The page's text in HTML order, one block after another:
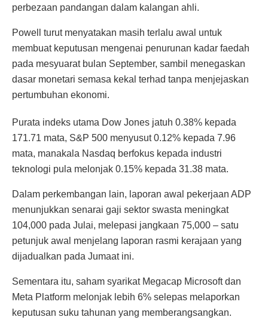
perbezaan pandangan dalam kalangan ahli.
Powell turut menyatakan masih terlalu awal untuk
membuat keputusan mengenai penurunan kadar faedah
pada mesyuarat bulan September, sambil menegaskan
dasar monetari semasa kekal terhad tanpa menjejaskan
pertumbuhan ekonomi.
Purata indeks utama Dow Jones jatuh 0.38% kepada
171.71 mata, S&P 500 menyusut 0.12% kepada 7.96
mata, manakala Nasdaq berfokus kepada industri
teknologi pula melonjak 0.15% kepada 31.38 mata.
Dalam perkembangan lain, laporan awal pekerjaan ADP
menunjukkan senarai gaji sektor swasta meningkat
104,000 pada Julai, melepasi jangkaan 75,000 – satu
petunjuk awal menjelang laporan rasmi kerajaan yang
dijadualkan pada Jumaat ini.
Sementara itu, saham syarikat Megacap Microsoft dan
Meta Platform melonjak lebih 6% selepas melaporkan
keputusan suku tahunan yang memberangsangkan.